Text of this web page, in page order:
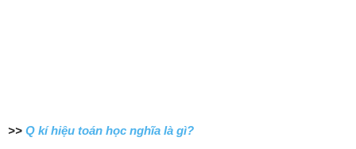
>> Q kí hiệu toán học nghĩa là gì?